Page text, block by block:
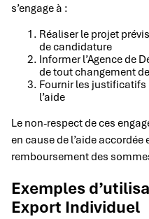
s’engage à :
Réaliser le projet
de candidature
Informer l’Agence de
de tout changement
Fournir les justificatifs
l’aide
Le non-respect de ces
en cause de l’aide
remboursement des
Exemples
Export Individuel